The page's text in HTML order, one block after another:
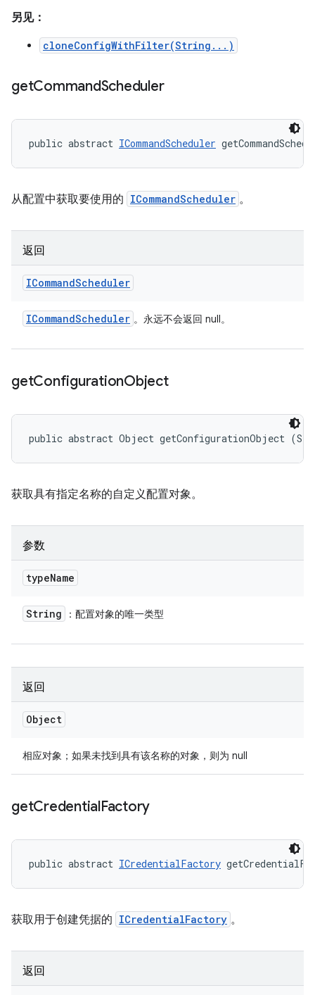
另见：
cloneConfigWithFilter(String...)
getCommandScheduler
public abstract ICommandScheduler
从配置中获取要使用的 ICommandScheduler 。
返回
ICommandScheduler
ICommandScheduler 。永远不会返回 null。
getConfigurationObject
public abstract Object getConfigurationObject
获取具有指定名称的自定义配置对象。
参数
typeName
String ：配置对象的唯一类型
返回
Object
相应对象；如果未找到具有该名称的对象，则为 null
getCredentialFactory
public abstract ICredentialFactory
获取用于创建凭据的 ICredentialFactory 。
返回